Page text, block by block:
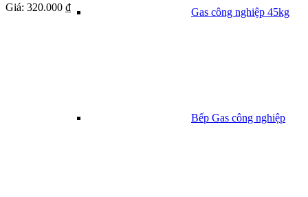
Gas công nghiệp 45kg
Bếp Gas công nghiệp
Giá: 320.000 ₫